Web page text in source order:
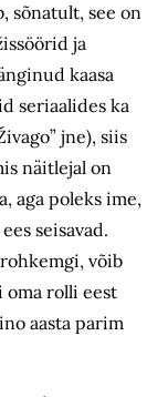
sõnatult, see on
ja
kaasa
seriaalides ka
jne), siis
näitlejal on
aga poleks ime,
seisavad.
võib
oma rolli eest
aasta parim